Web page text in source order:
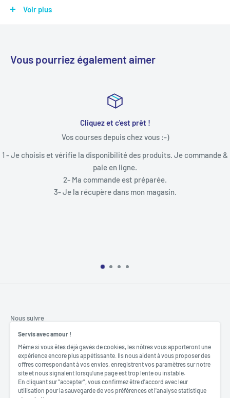
Vérin : classe 3
Poids maximum conseillé : 150 kg
Inclinaison : jusqu’à 135°
Poids net du fauteuil : 17.5 kg
Voir plus
Vous pourriez également aimer
Cliquez et c'est prêt !
Vos courses depuis chez vous :-)
1 - Je choisis et vérifie la disponibilité des produits. Je commande &
paie en ligne.
2- Ma commande est préparée.
3- Je la récupère dans mon magasin.
Nous suivre
Nous acceptons
Servis avec amour !
Même si vous êtes déjà gavés de cookies, les nôtres vous apporteront une
expérience encore plus appétissante. Ils nous aident à vous proposer des
offres correspondant à vos envies, enregistrent vos paramètres sur notre
site et nous signalent lorsqu'une page est trop lente ou instable.
En cliquant sur "accepter", vous confirmez être d'accord avec leur
utilisation pour la sauvegarde de vos préférences et l'analyse statistique